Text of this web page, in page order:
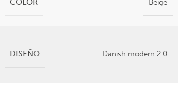
COLOR Beige
DISEÑO Danish modern 2.0